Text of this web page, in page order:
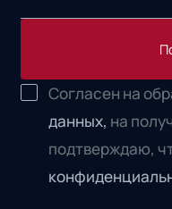
Согласен на
данных, на
подтверждаю,